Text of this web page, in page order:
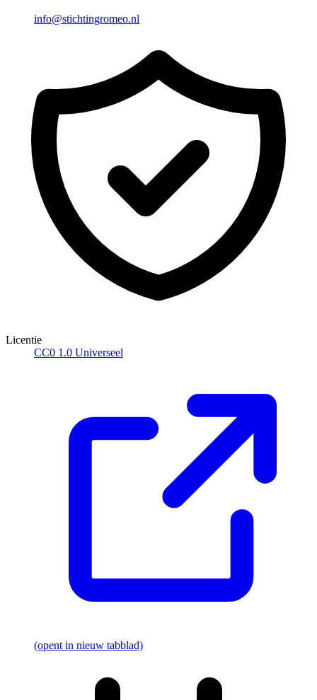
info@stichtingromeo.nl
Licentie
CC0 1.0 Universeel
(opent in nieuw tabblad)